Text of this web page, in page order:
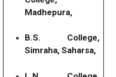
Madhepura,
B.S. College,
Simraha, Saharsa,